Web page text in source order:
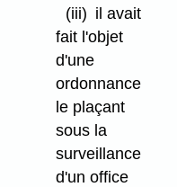
(iii) il avait
fait l'objet
d'une
ordonnance
le plaçant
sous la
surveillance
d'un office